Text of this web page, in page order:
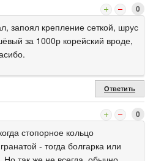
0
запоял крепление сеткой, шрус
за 1000р корейский вроде,
Ответить
0
стопорное кольцо
- тогда болгарка или